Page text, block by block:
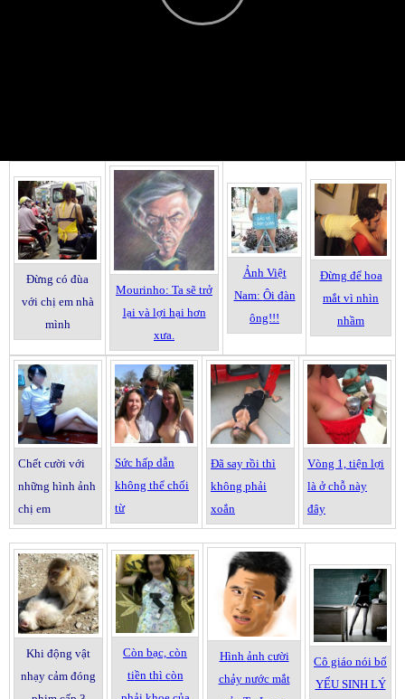
Play
Đừng có đùa
với chị em nhà
mình
Mourinho: Ta sẽ trở
lại và lợi hại hơn
xưa.
Ảnh Việt
Nam: Ôi đàn
ông!!!
Đừng để hoa
mắt vì nhìn
nhầm
Chết cười với
những hình ảnh
chị em
Sức hấp dẫn
không thể chối
từ
Đã say rồi thì
không phải
xoắn
Vòng 1, tiện lợi
là ở chỗ này
đây
Khi động vật
nhạy cảm đóng
Còn bạc, còn
tiền thì còn
Hình ảnh cười
chảy nước mắt
Cô giáo nói bố
YẾU SINH LÝ